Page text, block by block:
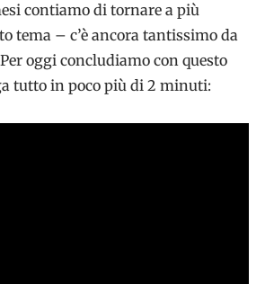
contiamo di tornare a più
tema – c’è ancora tantissimo da
oggi concludiamo con questo
tutto in poco più di 2 minuti: